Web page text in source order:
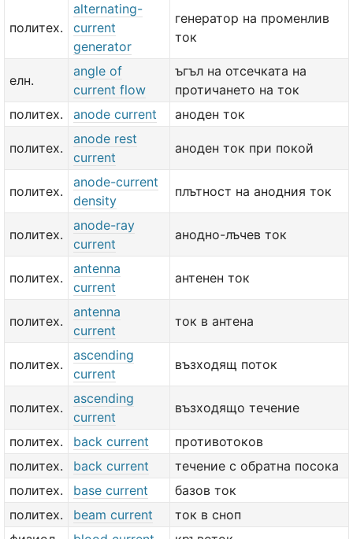
политех.
alternating-
current
generator
генератор на променлив
ток
елн.
angle of
current flow
ъгъл на отсечката на
протичането на ток
политех.
anode current аноден ток
политех.
anode rest
current
аноден ток при покой
политех.
anode-current
density
плътност на анодния ток
политех.
anode-ray
current
анодно-лъчев ток
политех.
antenna
current
антенен ток
политех.
antenna
current
ток в антена
политех.
ascending
current
възходящ поток
политех.
ascending
current
възходящо течение
политех. back current
противотоков
политех.
back current
течение с обратна посока
политех.
base current
базов ток
политех.
beam current
ток в сноп